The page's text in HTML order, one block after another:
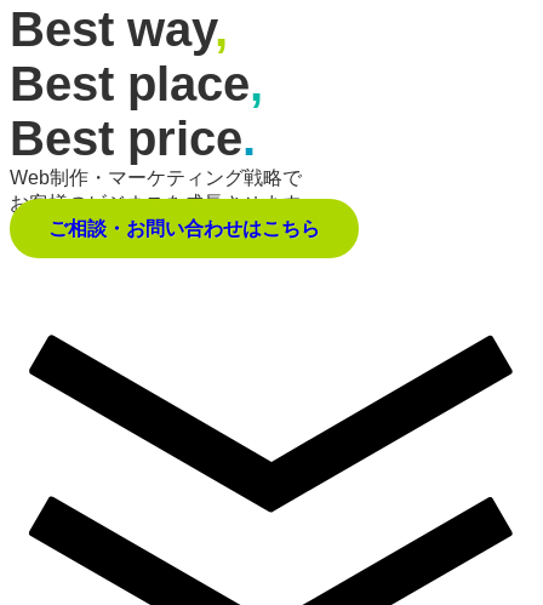
Best way,
Best place,
Best price.
Web制作・マーケティング戦略で
お客様のビジネスを成長させます。
ご相談・お問い合わせはこちら